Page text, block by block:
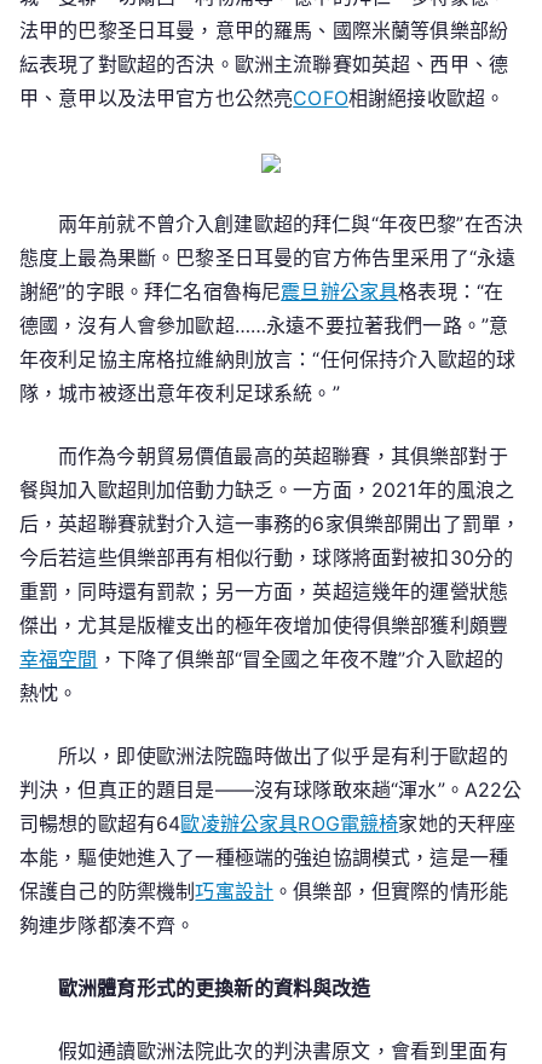
法甲的巴黎圣日耳曼，意甲的羅馬、國際米蘭等俱樂部紛
紜表現了對歐超的否決。歐洲主流聯賽如英超、西甲、德
甲、意甲以及法甲官方也公然亮COFO相謝絕接收歐超。
兩年前就不曾介入創建歐超的拜仁與“年夜巴黎”在否決
態度上最為果斷。巴黎圣日耳曼的官方佈告里采用了“永遠
謝絕”的字眼。拜仁名宿魯梅尼震旦辦公家具格表現：“在
德國，沒有人會參加歐超……永遠不要拉著我們一路。”意
年夜利足協主席格拉維納則放言：“任何保持介入歐超的球
隊，城市被逐出意年夜利足球系統。”
而作為今朝貿易價值最高的英超聯賽，其俱樂部對于
餐與加入歐超則加倍動力缺乏。一方面，2021年的風浪之
后，英超聯賽就對介入這一事務的6家俱樂部開出了罰單，
今后若這些俱樂部再有相似行動，球隊將面對被扣30分的
重罰，同時還有罰款；另一方面，英超這幾年的運營狀態
傑出，尤其是版權支出的極年夜增加使得俱樂部獲利頗豐
幸福空間 ，下降了俱樂部“冒全國之年夜不韙”介入歐超的
熱忱。
所以，即使歐洲法院臨時做出了似乎是有利于歐超的
判決，但真正的題目是——沒有球隊敢來趟“渾水”。A22公
司暢想的歐超有64歐凌辦公家具ROG電競椅家她的天秤座
本能，驅使她進入了一種極端的強迫協調模式，這是一種
保護自己的防禦機制巧寓設計 。俱樂部，但實際的情形能
夠連步隊都湊不齊。
歐洲體育形式的更換新的資料與改造
假如通讀歐洲法院此次的判決書原文，會看到里面有